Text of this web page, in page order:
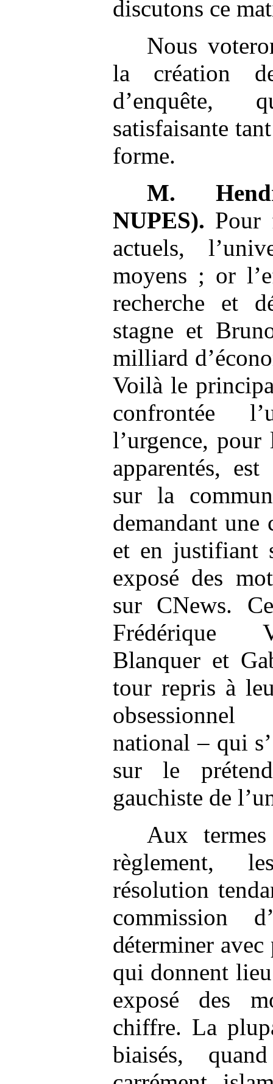
discutons ce
Nous
la création
d’enquête,
satisfaisante
forme.
M.
NUPES). Pour
actuels,
moyens ; or
recherche et
stagne et
milliard
Voilà le
confrontée
l’urgence,
apparentés,
sur la
demandant une
et en justifiant
exposé des
sur CNews.
Frédérique
Blanquer et
tour repris à
obsessionnel
national – qui
sur le
gauchiste de
Aux
règlement,
résolution
commission
détermineravec
qui donnent
exposé des
chiffre. La
biaisés,